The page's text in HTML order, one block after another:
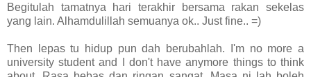
Begitulah tamatnya hari terakhir bersama rakan sekelas
yang lain. Alhamdulillah semuanya ok.. Just fine.. =)
Then lepas tu hidup pun dah berubahlah. I'm no more a
university student and I don't have anymore things to think